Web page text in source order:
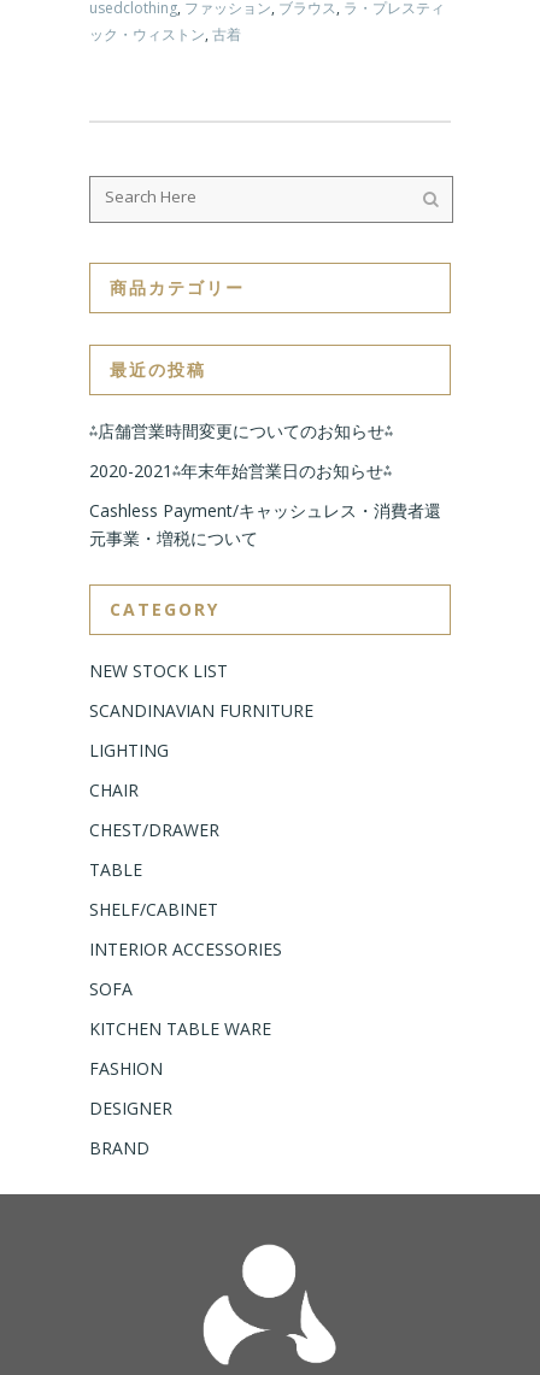
usedclothing, ファッション, ブラウス, ラ・プレスティ
ック・ウィストン, 古着
商品カテゴリー
最近の投稿
⁂店舗営業時間変更についてのお知らせ⁂
2020-2021⁂年末年始営業日のお知らせ⁂
Cashless Payment/キャッシュレス・消費者還
元事業・増税について
CATEGORY
NEW STOCK LIST
SCANDINAVIAN FURNITURE
LIGHTING
CHAIR
CHEST/DRAWER
TABLE
SHELF/CABINET
INTERIOR ACCESSORIES
SOFA
KITCHEN TABLE WARE
FASHION
DESIGNER
BRAND